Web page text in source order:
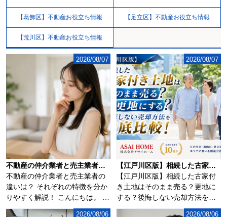
【葛飾区】不動産お役立ち情報 【足立区】不動産お役立ち情報
【荒川区】不動産お役立ち情報
不動産の仲介業者と売主業者の違いは？
不動産の仲介業者と売主業者の
違いは？ それぞれの特徴を分か
りやすく解説！ こんにちは。 江
戸川...
2026/08/07
【江戸川区版】相続した古家付き土地はそのまま売る？更地にする？後悔しない売却方法を徹底比較！
【江戸川区版】相続した古家付
き土地はそのまま売る？更地に
する？後悔しない売却方法を徹
底比較！江戸川区...
2026/08/07
2026/08/06 2026/08/06